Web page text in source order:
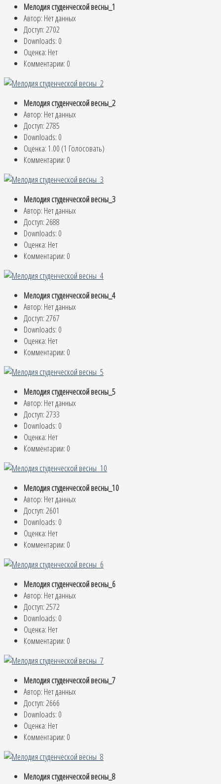
Мелодия студенческой весны_1
Автор: Нет данных
Доступ: 2702
Downloads: 0
Оценка: Нет
Комментарии: 0
Мелодия студенческой весны_2
Автор: Нет данных
Доступ: 2785
Downloads: 0
Оценка: 1.00 (1 Голосовать)
Комментарии: 0
Мелодия студенческой весны_3
Автор: Нет данных
Доступ: 2688
Downloads: 0
Оценка: Нет
Комментарии: 0
Мелодия студенческой весны_4
Автор: Нет данных
Доступ: 2767
Downloads: 0
Оценка: Нет
Комментарии: 0
Мелодия студенческой весны_5
Автор: Нет данных
Доступ: 2733
Downloads: 0
Оценка: Нет
Комментарии: 0
Мелодия студенческой весны_10
Автор: Нет данных
Доступ: 2601
Downloads: 0
Оценка: Нет
Комментарии: 0
Мелодия студенческой весны_6
Автор: Нет данных
Доступ: 2572
Downloads: 0
Оценка: Нет
Комментарии: 0
Мелодия студенческой весны_7
Автор: Нет данных
Доступ: 2666
Downloads: 0
Оценка: Нет
Комментарии: 0
Мелодия студенческой весны_8